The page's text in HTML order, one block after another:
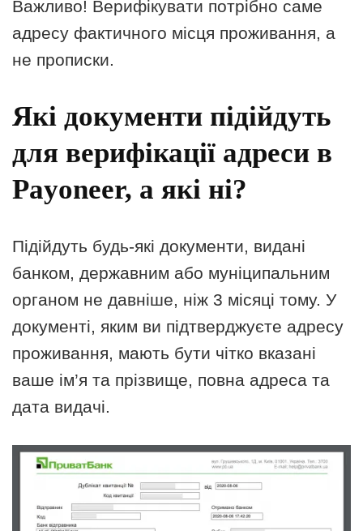
Важливо! Верифікувати потрібно саме
адресу фактичного місця проживання, а
не прописки.
Які документи підійдуть
для верифікації адреси в
Payoneer, а які ні?
Підійдуть будь-які документи, видані
банком, державним або муніципальним
органом не давніше, ніж 3 місяці тому. У
документі, яким ви підтверджуєте адресу
проживання, мають бути чітко вказані
ваше ім’я та прізвище, повна адреса та
дата видачі.